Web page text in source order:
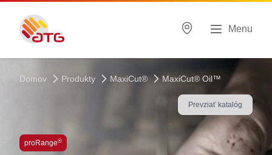
Menu
Domov Produkty MaxiCut® MaxiCut® Oil™
Prevziať katalóg
proRange®
Technológie vo vnútri